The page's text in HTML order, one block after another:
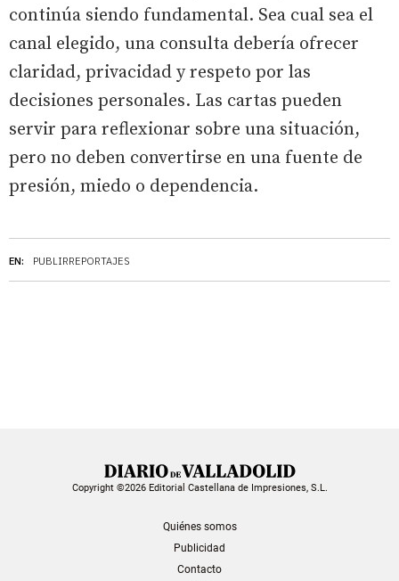
EN: PUBLIRREPORTAJES
continúa siendo fundamental. Sea cual sea el
canal elegido, una consulta debería ofrecer
claridad, privacidad y respeto por las
decisiones personales. Las cartas pueden
servir para reflexionar sobre una situación,
pero no deben convertirse en una fuente de
presión, miedo o dependencia.
Copyright ©2026 Editorial Castellana de Impresiones, S.L.
Quiénes somos
Publicidad
Contacto